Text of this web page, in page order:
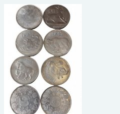
meubels
reclamevoorwerpen/merken
curiosa
schilderijen
porselein/aardewerk
CONTACT